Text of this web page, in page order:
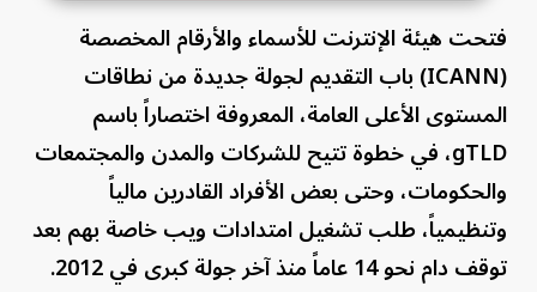
فتحت هيئة الإنترنت للأسماء والأرقام المخصصة
(ICANN) باب التقديم لجولة جديدة من نطاقات
المستوى الأعلى العامة، المعروفة اختصاراً باسم
gTLD، في خطوة تتيح للشركات والمدن والمجتمعات
والحكومات، وحتى بعض الأفراد القادرين مالياً
وتنظيمياً، طلب تشغيل امتدادات ويب خاصة بهم بعد
توقف دام نحو 14 عاماً منذ آخر جولة كبرى في 2012.